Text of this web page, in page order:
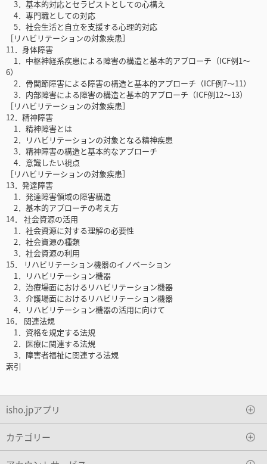
3．基本的対応とセラピストとしての心構え
4．専門職としての対応
5．社会生活と自立を支援する心理的対応
［リハビリテーションの対象疾患］
11．身体障害
1．中枢神経系疾患による障害の構造と基本的アプローチ（ICF例1〜
6）
2．骨関節障害による障害の構造と基本的アプローチ（ICF例7〜11）
3．内部障害による障害の構造と基本的アプローチ（ICF例12〜13）
［リハビリテーションの対象疾患］
12．精神障害
1．精神障害とは
2．リハビリテーションの対象となる精神疾患
3．精神障害の構造と基本的なアプローチ
4．意識したい視点
［リハビリテーションの対象疾患］
13．発達障害
1．発達障害領域の障害構造
2．基本的アプローチの考え方
14． 社会資源の活用
1．社会資源に対する理解の必要性
2．社会資源の種類
3．社会資源の利用
15． リハビリテーション機器のイノベーション
1．リハビリテーション機器
2．治療場面におけるリハビリテーション機器
3．介護場面におけるリハビリテーション機器
4．リハビリテーション機器の活用に向けて
16． 関連法規
1．資格を規定する法規
2．医療に関連する法規
3．障害者福祉に関連する法規
索引
isho.jpアプリ
カテゴリー